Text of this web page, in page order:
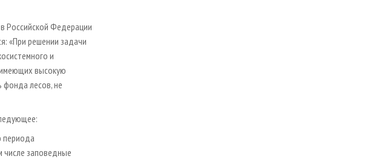
Российской Федерации
«При решении задачи
и
высокую
фонда лесов, не
периода
числе заповедные